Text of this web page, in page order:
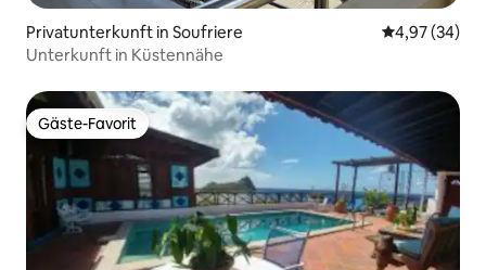
Privatunterkunft in Soufriere
4,97 (34)
Unterkunft in Küstennähe
Gäste-Favorit
Gäste-Favorit